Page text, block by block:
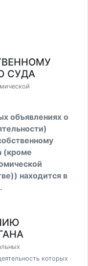
СУДА
объявлениях о
(кроме
находится в
.
которых